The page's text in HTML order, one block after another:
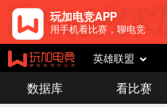
玩加电竞APP
用手机看比赛，聊电竞
英雄联盟
数据库 看比赛